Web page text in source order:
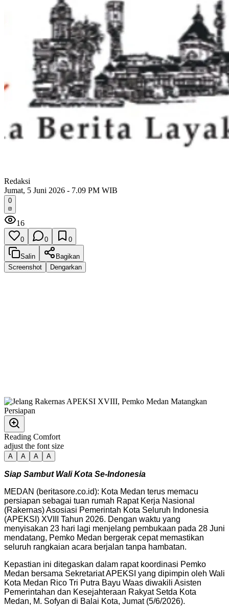
Redaksi
Jumat, 5 Juni 2026 - 7.09 PM WIB
0
16
0 0 0
Salin
Bagikan
Screenshot
Dengarkan
Reading Comfort
adjust the font size
A A A A
Siap Sambut Wali Kota Se-Indonesia
MEDAN (beritasore.co.id): Kota Medan terus memacu
persiapan sebagai tuan rumah Rapat Kerja Nasional
(Rakernas) Asosiasi Pemerintah Kota Seluruh Indonesia
(APEKSI) XVIII Tahun 2026. Dengan waktu yang
menyisakan 23 hari lagi menjelang pembukaan pada 28 Juni
mendatang, Pemko Medan bergerak cepat memastikan
seluruh rangkaian acara berjalan tanpa hambatan.
Kepastian ini ditegaskan dalam rapat koordinasi Pemko
Medan bersama Sekretariat APEKSI yang dipimpin oleh Wali
Kota Medan Rico Tri Putra Bayu Waas diwakili Asisten
Pemerintahan dan Kesejahteraan Rakyat Setda Kota
Medan, M. Sofyan di Balai Kota, Jumat (5/6/2026).